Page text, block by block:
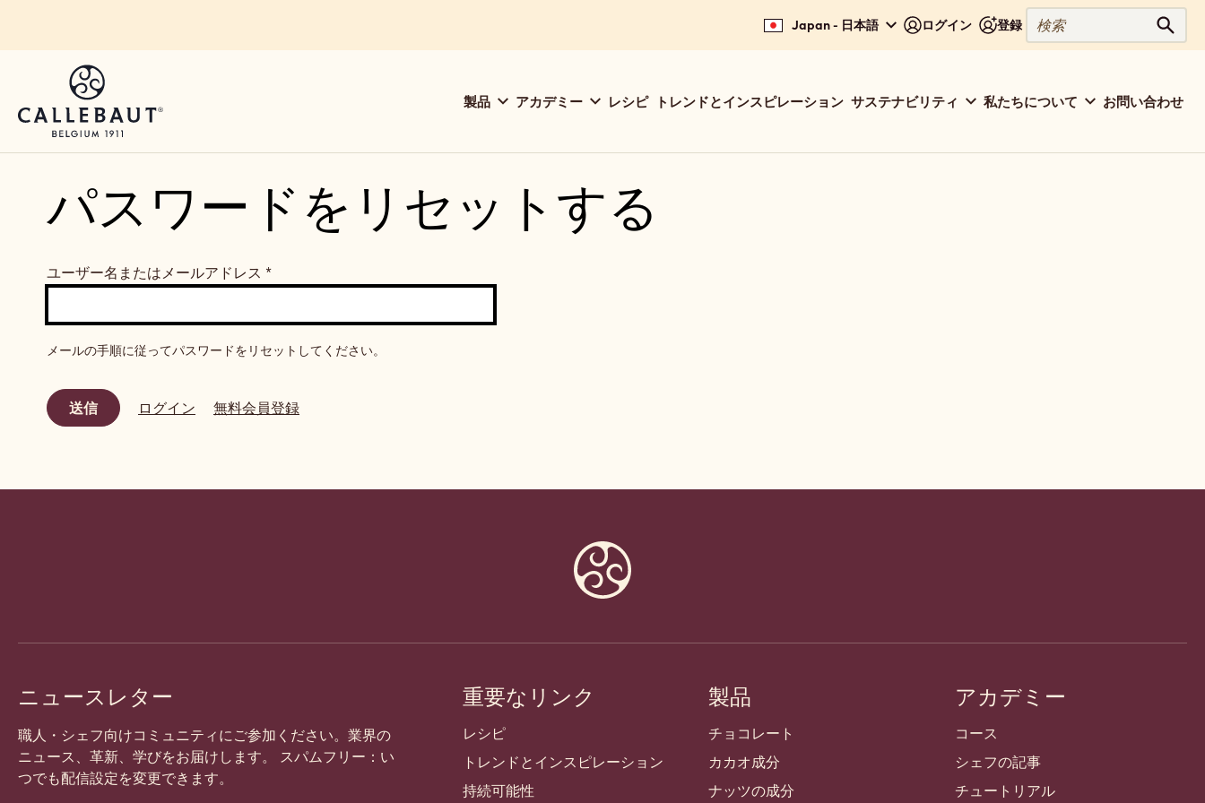
Japan - 日本語 ログイン 登録
検
索
検索
navigation
製品 アカデミー レシピ トレンドとインスピレーション サステナビリティ 私たちについて お問い合わせ
パスワードをリセットする
ユーザー名またはメールアドレス *
メールの手順に従ってパスワードをリセットしてください。
ログイン 無料会員登録
ニュースレター
職人・シェフ向けコミュニティにご参加ください。業界の
ニュース、革新、学びをお届けします。 スパムフリー：い
つでも配信設定を変更できます。
Footer
Callebaut
重要なリンク
レシピ
トレンドとインスピレーション
持続可能性
製品
チョコレート
カカオ成分
ナッツの成分
アカデミー
コース
シェフの記事
チュートリアル